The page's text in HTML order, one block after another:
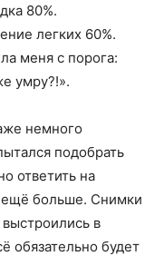
80%.
легких 60%.
меня с порога:
умру?!».
немного
подобрать
ответить на
ещё больше. Снимки
в
обязательно будет